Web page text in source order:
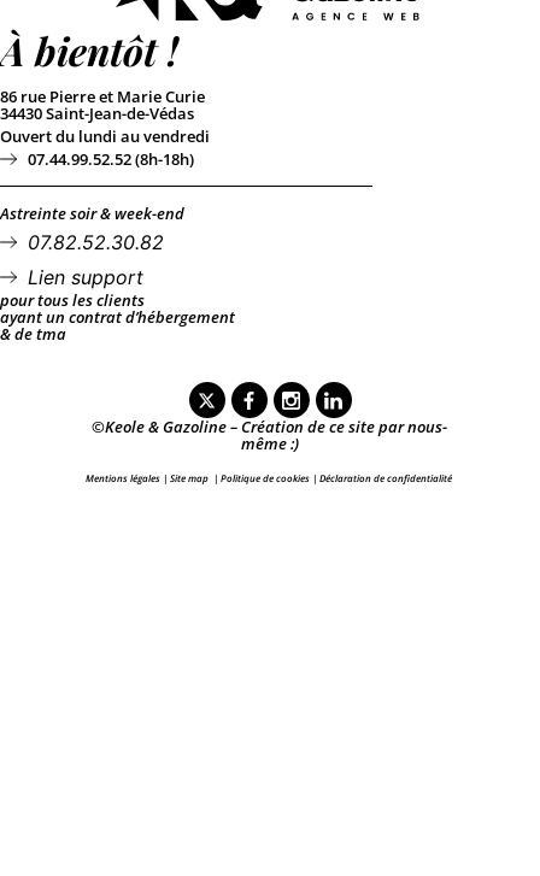
86 rue Pierre et Marie Curie
34430 Saint-Jean-de-Védas
Ouvert du lundi au vendredi
07.44.99.52.52 (8h-18h)
Astreinte soir & week-end
07.82.52.30.82
Lien support
pour tous les clients
ayant un contrat d’hébergement
& de tma
À bientôt !
©Keole & Gazoline – Création de ce site par nous-
même :)
Mentions légales| Site map| Politique de cookies| Déclaration de confidentialité